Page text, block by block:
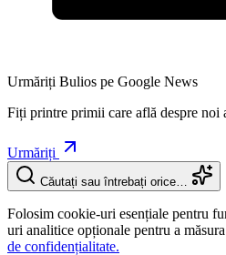
Urmăriți Bulios pe Google News
Fiți printre primii care află despre noi
Urmăriți
Căutați sau întrebați orice…
Folosim cookie-uri esențiale pentru
uri analitice opționale pentru a
de confidențialitate.